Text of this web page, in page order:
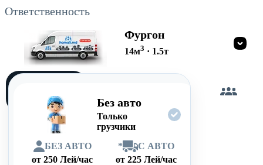
Ответственность
Фургон
14м3 · 1.5т
Без авто
Только
грузчики
БЕЗ АВТО
от250 Лей/час
*
С АВТО
от 225 Лей/час